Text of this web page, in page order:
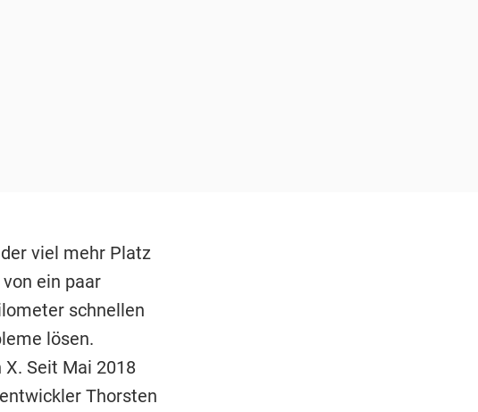
viel mehr Platz
ein paar
schnellen
lösen.
Seit Mai 2018
Thorsten